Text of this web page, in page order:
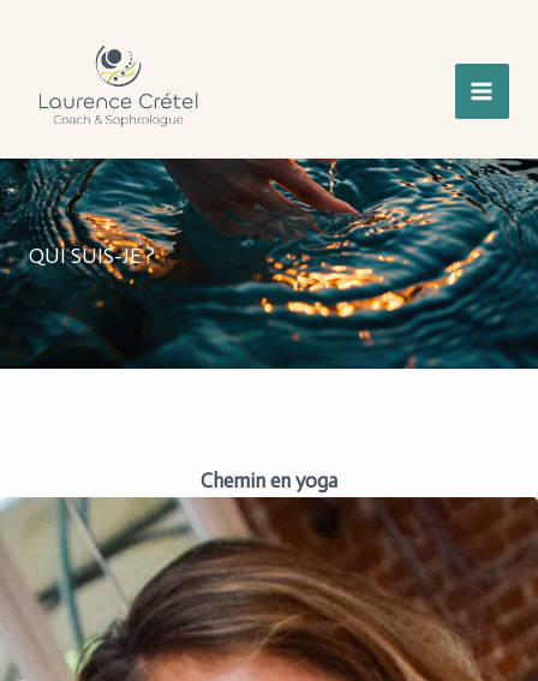
QUI SUIS-JE ?
Chemin en yoga